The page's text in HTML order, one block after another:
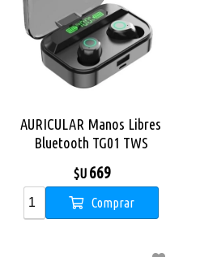
AURICULAR Manos Libres
Bluetooth TG01 TWS
$U 669
Comprar